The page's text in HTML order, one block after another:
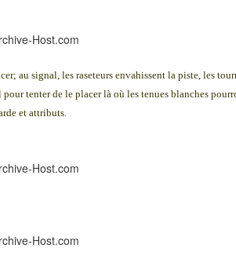
au signal, les raseteurs envahissent la piste, les
tenter de le placer là où les tenues blanches
et attributs.